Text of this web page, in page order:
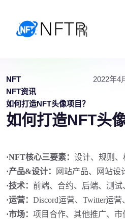
NFT
NFT资讯
如何打造NFT头像项目？
2022年4
如何打造NFT头
·NFT核心三要素： 设计、规则、
·产品&设计：
网站产品、网站设
·技术： 前端、合约、后端、测试
·运营： Discord运营、Twitter运
·市场： 项目合作、其他推广、市